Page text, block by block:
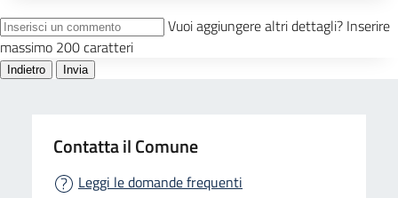
Contatta il Comune
Leggi le domande frequenti